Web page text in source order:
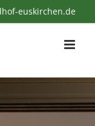
euskirchen.de